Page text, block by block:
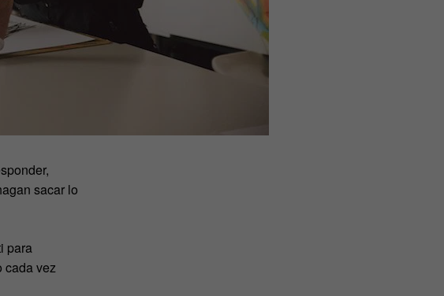
sacar lo
para
cada vez